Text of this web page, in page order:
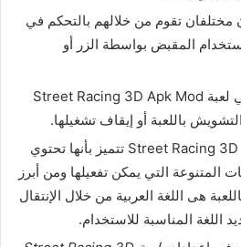
مختلفان تقوم من خلالهم بالتحكم في
المقبض بواسطة الزر أو
تستطيع في لعبة Street Racing 3D Apk Mod
باللعبة أو إيقاف تشغيلها.
لعبة Street Racing 3D Apk Mod تتميز بأنها تحتوي
المتنوعة التي يمكن تفعيلها ومن أبرز
هى اللغة العربية من خلال الإنتقال
اللغة المناسبة للاستخدام.